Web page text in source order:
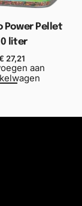
Power Pellet
liter
27,21
aan